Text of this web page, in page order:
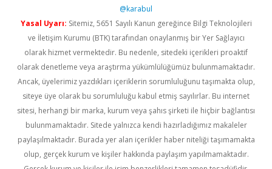
@karabul
Yasal Uyarı: Sitemiz, 5651 Sayılı Kanun gereğince Bilgi Teknolojileri
ve İletişim Kurumu (BTK) tarafından onaylanmış bir Yer Sağlayıcı
olarak hizmet vermektedir. Bu nedenle, sitedeki içerikleri proaktif
olarak denetleme veya araştırma yükümlülüğümüz bulunmamaktadır.
Ancak, üyelerimiz yazdıkları içeriklerin sorumluluğunu taşımakta olup,
siteye üye olarak bu sorumluluğu kabul etmiş sayılırlar. Bu internet
sitesi, herhangi bir marka, kurum veya şahıs şirketi ile hiçbir bağlantısı
bulunmamaktadır. Sitede yalnızca kendi hazırladığımız makaleler
paylaşılmaktadır. Burada yer alan içerikler haber niteliği taşımamakta
olup, gerçek kurum ve kişiler hakkında paylaşım yapılmamaktadır.